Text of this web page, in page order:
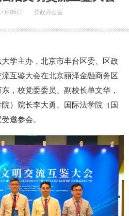
月06日 党政办公室
学主办，北京市丰台区委、区政
互鉴大会在北京丽泽金融商务区
，校党委委员、副校长单文华，
）院长李大勇、国际法学院（国
邀参会。